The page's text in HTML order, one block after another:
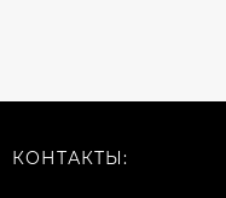
КОНТАКТЫ: